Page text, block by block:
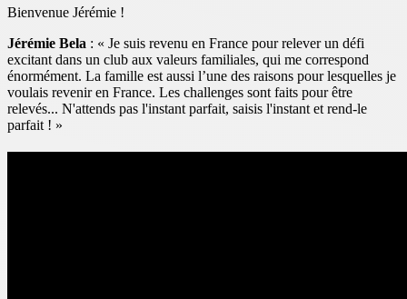
Bienvenue Jérémie !
Jérémie Bela : « Je suis revenu en France pour relever un défi
excitant dans un club aux valeurs familiales, qui me correspond
énormément. La famille est aussi l’une des raisons pour lesquelles je
voulais revenir en France. Les challenges sont faits pour être
relevés... N'attends pas l'instant parfait, saisis l'instant et rend-le
parfait ! »